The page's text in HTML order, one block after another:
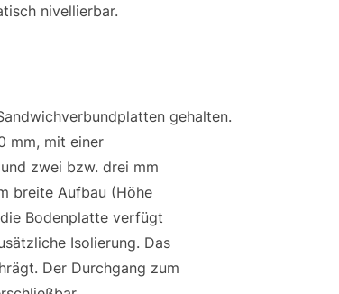
nivellierbar.
gehalten.
mm, mit einer
zwei bzw. drei mm
breite Aufbau (Höhe
Bodenplatte verfügt
Isolierung. Das
Der Durchgang zum